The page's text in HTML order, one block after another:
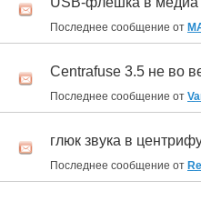
Последнее сообщение от
Centrafuse 3.5 не во
Последнее сообщение от
глюк звука в
Последнее сообщение от